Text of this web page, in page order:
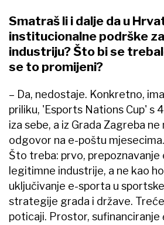
Smatraš li i dalje da u
institucionalne podrške
industriju? Što bi se
se to promijeni?
– Da, nedostaje. Konkretno,
priliku, 'Esports Nations Cup' s
iza sebe, a iz Grada Zagreba
odgovor na e-poštu
Što treba: prvo, prepoznavanje
legitimne industrije, a ne kao
uključivanje e-sporta u
strategije grada i države.
poticaji. Prostor, sufinanciranje